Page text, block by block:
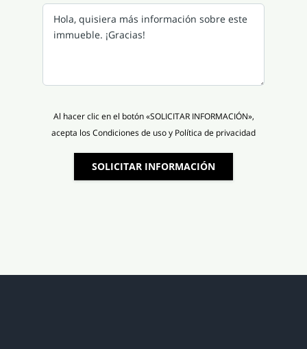
Al hacer clic en el botón «SOLICITAR INFORMACIÓN»,
acepta los Condiciones de uso y Política de privacidad
SOLICITAR INFORMACIÓN